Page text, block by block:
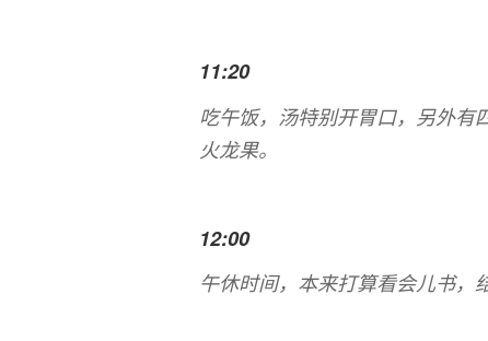
11:20
吃午饭，汤特别开胃口，另外有
火龙果。
12:00
午休时间，本来打算看会儿书，